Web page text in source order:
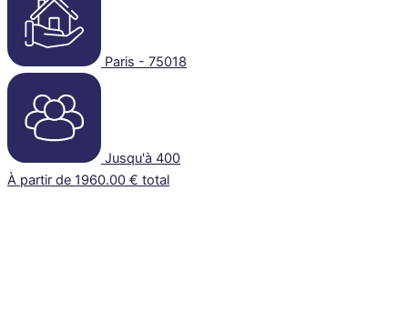
Paris - 75018
Jusqu'à 400
À partir de 1960.00 € total